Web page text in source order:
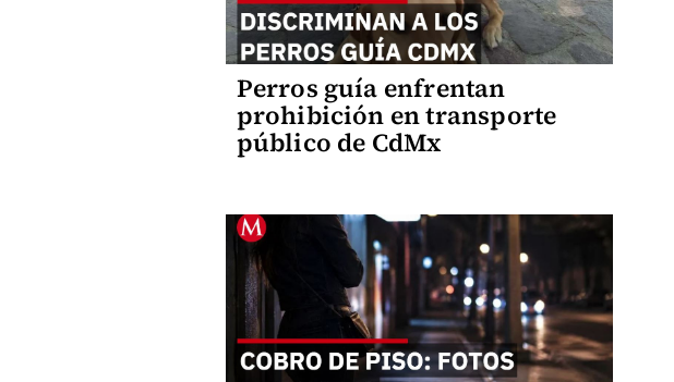
Perros guía enfrentan
prohibición en transporte
público de CdMx